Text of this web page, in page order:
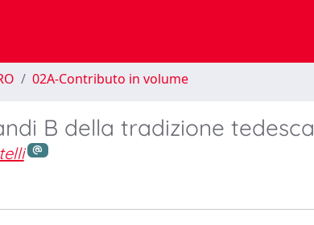
02A-Contributo in volume
B della tradizione tedesca